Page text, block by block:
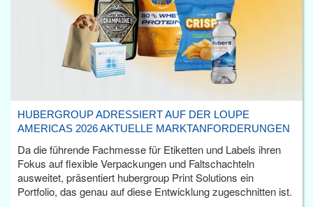
HUBERGROUP ADRESSIERT AUF DER LOUPE
AMERICAS 2026 AKTUELLE MARKTANFORDERUNGEN
Da die führende Fachmesse für Etiketten und Labels ihren
Fokus auf flexible Verpackungen und Faltschachteln
ausweitet, präsentiert hubergroup Print Solutions ein
Portfolio, das genau auf diese Entwicklung zugeschnitten ist.